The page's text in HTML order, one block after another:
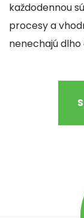
každodennou
procesy a
nenechajú dlho